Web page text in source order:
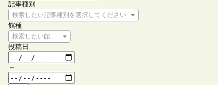
記事種別
検索したい記事種別を選択してください
館種
検索したい館種を選択してください
投稿日
～